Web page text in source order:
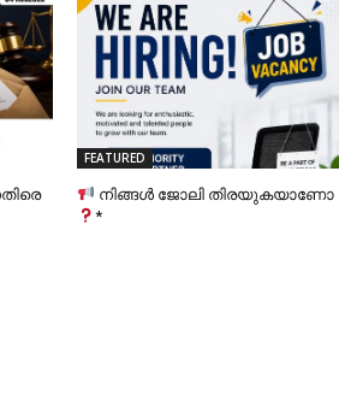
FEATURED
നിങ്ങൾ ജോലി തിരയുകയാണോ
*